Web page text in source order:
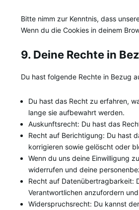
Bitte nimm zur Kenntnis, dass
Wenn du die Cookies in deinem
9. Deine Rechte in
Du hast folgende Rechte in Bezug
Du hast das Recht zu erfahren,
lange sie aufbewahrt werden.
Auskunftsrecht: Du hast das
Recht auf Berichtigung: Du hast
korrigieren sowie gelöscht oder
Wenn du uns deine Einwilligung
widerrufen und deine
Recht auf Datenübertragbarkeit:
Verantwortlichen anzufordern
Widerspruchsrecht: Du kannst